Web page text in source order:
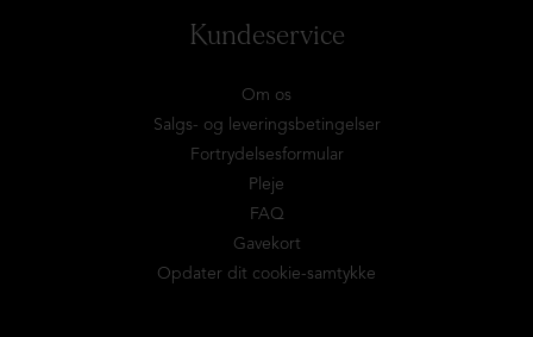
Kundeservice
Om os
Salgs- og leveringsbetingelser
Fortrydelsesformular
Pleje
FAQ
Gavekort
Opdater dit cookie-samtykke